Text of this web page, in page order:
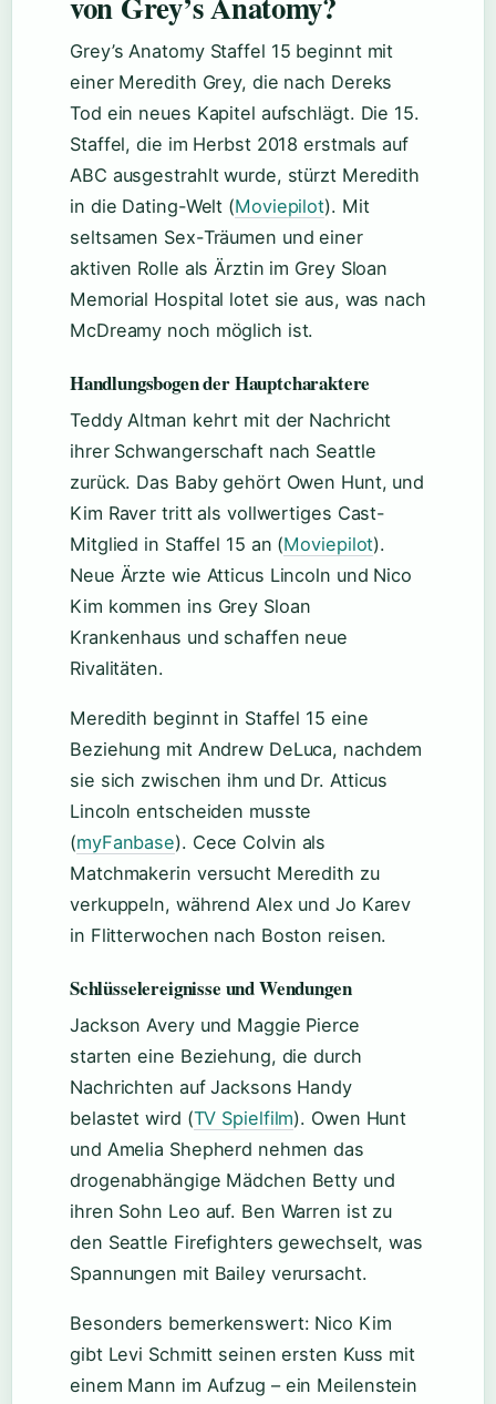
Grey’s Anatomy Staffel 15 beginnt mit
einer Meredith Grey, die nach Dereks
Tod ein neues Kapitel aufschlägt. Die 15.
Staffel, die im Herbst 2018 erstmals auf
ABC ausgestrahlt wurde, stürzt Meredith
in die Dating-Welt (Moviepilot). Mit
seltsamen Sex-Träumen und einer
aktiven Rolle als Ärztin im Grey Sloan
Memorial Hospital lotet sie aus, was nach
McDreamy noch möglich ist.
Handlungsbogen der Hauptcharaktere
Teddy Altman kehrt mit der Nachricht
ihrer Schwangerschaft nach Seattle
zurück. Das Baby gehört Owen Hunt, und
Kim Raver tritt als vollwertiges Cast-
Mitglied in Staffel 15 an (Moviepilot).
Neue Ärzte wie Atticus Lincoln und Nico
Kim kommen ins Grey Sloan
Krankenhaus und schaffen neue
Rivalitäten.
Meredith beginnt in Staffel 15 eine
Beziehung mit Andrew DeLuca, nachdem
sie sich zwischen ihm und Dr. Atticus
Lincoln entscheiden musste
(myFanbase). Cece Colvin als
Matchmakerin versucht Meredith zu
verkuppeln, während Alex und Jo Karev
in Flitterwochen nach Boston reisen.
Schlüsselereignisse und Wendungen
Jackson Avery und Maggie Pierce
starten eine Beziehung, die durch
Nachrichten auf Jacksons Handy
belastet wird (TV Spielfilm). Owen Hunt
und Amelia Shepherd nehmen das
drogenabhängige Mädchen Betty und
ihren Sohn Leo auf. Ben Warren ist zu
den Seattle Firefighters gewechselt, was
Spannungen mit Bailey verursacht.
Besonders bemerkenswert: Nico Kim
gibt Levi Schmitt seinen ersten Kuss mit
einem Mann im Aufzug – ein Meilenstein